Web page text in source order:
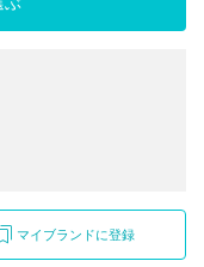
マイブランドに登録